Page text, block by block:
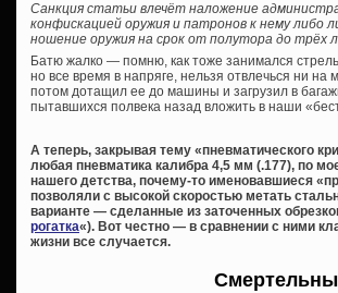
Санкция статьи влечёт наложение
конфискацией оружия и патронов к нему либо
ношение оружия на срок от полутора до трёх
Батю жалко — помню, как тоже занимался
но все время в напряге, нельзя отвлечься ни
потом дотащил ее до машины и загрузил в
пытавшихся полвека назад вложить в наши
А теперь, закрывая тему «пневматического
любая пневматика калибра 4,5 мм (.177), по
нашего детства, почему-то именовавшиеся
позволяли с высокой скоростью метать
варианте — сделанные из заточенных
рогатка«). Вот честно — в сравнении с ними
жизни все случается.